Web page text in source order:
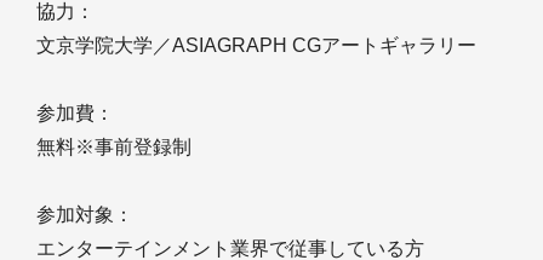
協力：
文京学院大学／ASIAGRAPH CGアートギャラリー
参加費：
無料※事前登録制
参加対象：
エンターテインメント業界で従事している方